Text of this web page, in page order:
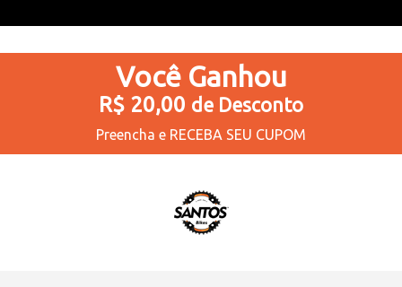
Você Ganhou
R$ 20,00 de Desconto
Preencha e RECEBA SEU CUPOM